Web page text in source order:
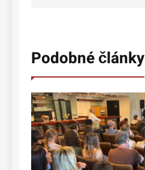
Podobné články